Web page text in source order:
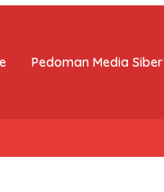
Pedoman Media Siber